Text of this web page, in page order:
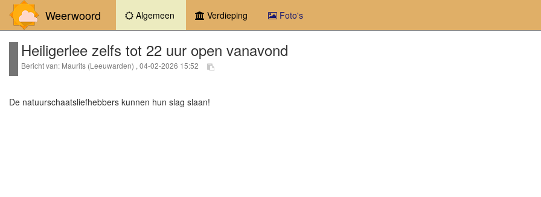
Weerwoord Algemeen (current)Verdieping Foto's
Heiligerlee zelfs tot 22 uur open vanavond
Bericht van: Maurits (Leeuwarden) , 04-02-2026 15:52
De natuurschaatsliefhebbers kunnen hun slag slaan!